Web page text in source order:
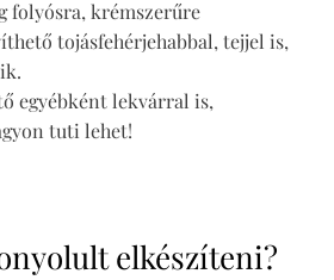
folyósra, krémszerűre
tojásfehérjehabbal, tejjel is,
egyébként lekvárral is,
tuti lehet!
elkészíteni?